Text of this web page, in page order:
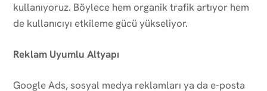
kullanıyoruz. Böylece hem organik trafik artıyor hem
de kullanıcıyı etkileme gücü yükseliyor.
Reklam Uyumlu Altyapı
Google Ads, sosyal medya reklamları ya da e-posta